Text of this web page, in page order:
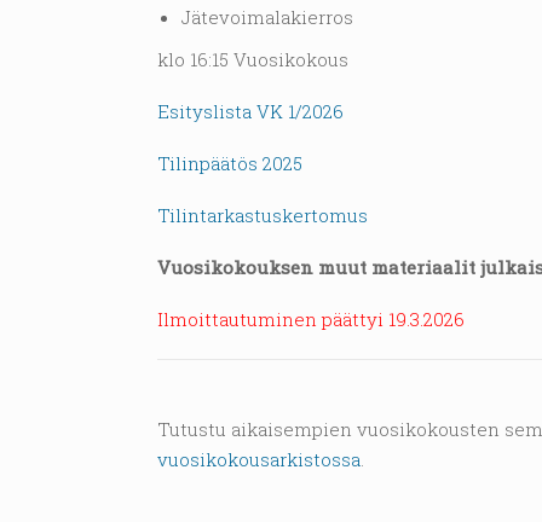
Jätevoimalakierros
klo 16:15 Vuosikokous
Esityslista VK 1/2026
Tilinpäätös 2025
Tilintarkastuskertomus
Vuosikokouksen muut materiaalit
Ilmoittautuminen päättyi 19.3.2026
Tutustu aikaisempien vuosikokousten
vuosikokousarkistossa.